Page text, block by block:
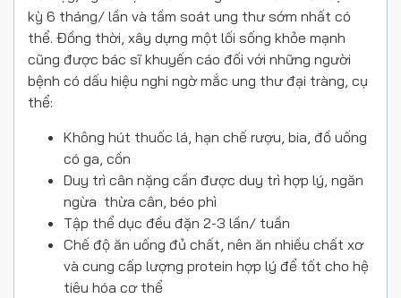
kỳ 6 tháng/ lần và tầm soát ung thư sớm nhất có
thể. Đồng thời, xây dựng một lối sống khỏe mạnh
cũng được bác sĩ khuyến cáo đối với những người
bệnh có dấu hiệu nghi ngờ mắc ung thư đại tràng, cụ
thể:
Không hút thuốc lá, hạn chế rượu, bia, đồ uống
có ga, cồn
Duy trì cân nặng cần được duy trì hợp lý, ngăn
ngừa thừa cân, béo phì
Tập thể dục đều đặn 2-3 lần/ tuần
Chế độ ăn uống đủ chất, nên ăn nhiều chất xơ
và cung cấp lượng protein hợp lý để tốt cho hệ
tiêu hóa cơ thể